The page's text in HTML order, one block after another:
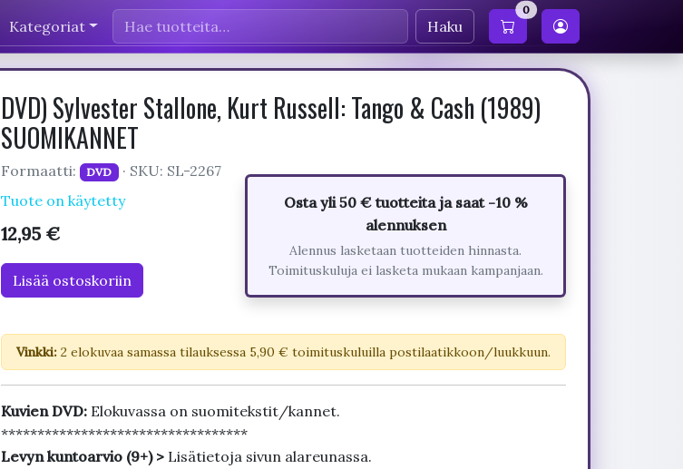
Kategoriat Haku
0
DVD) Sylvester Stallone, Kurt Russell: Tango & Cash (1989)
SUOMIKANNET
Formaatti: DVD
· SKU: SL-2267
Tuote on käytetty
12,95 €
Lisää ostoskoriin
Osta yli 50 € tuotteita ja saat -10 %
alennuksen
Alennus lasketaan tuotteiden hinnasta.
Toimituskuluja ei lasketa mukaan kampanjaan.
Vinkki:2 elokuvaa samassa tilauksessa 5,90 € toimituskuluilla postilaatikkoon/luukkuun.
Kuvien DVD: Elokuvassa on suomitekstit/kannet.
**********************************
Levyn kuntoarvio (9+) > Lisätietoja sivun alareunassa.